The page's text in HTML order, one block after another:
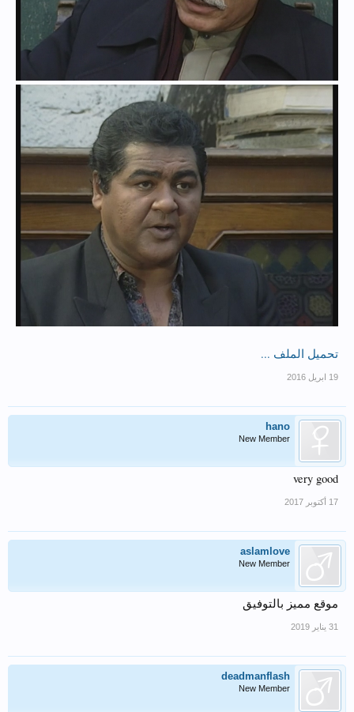
تحميل الملف ...
hano
New Member
very good
aslamlove
New Member
موقع مميز بالتوفيق
deadmanflash
New Member